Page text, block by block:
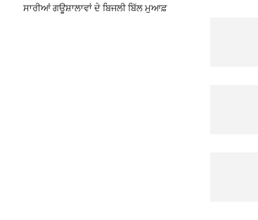
ਸਾਰੀਆਂ ਗਊਸ਼ਾਲਾਵਾਂ ਦੇ ਬਿਜਲੀ ਬਿੱਲ ਮੁਆਫ਼